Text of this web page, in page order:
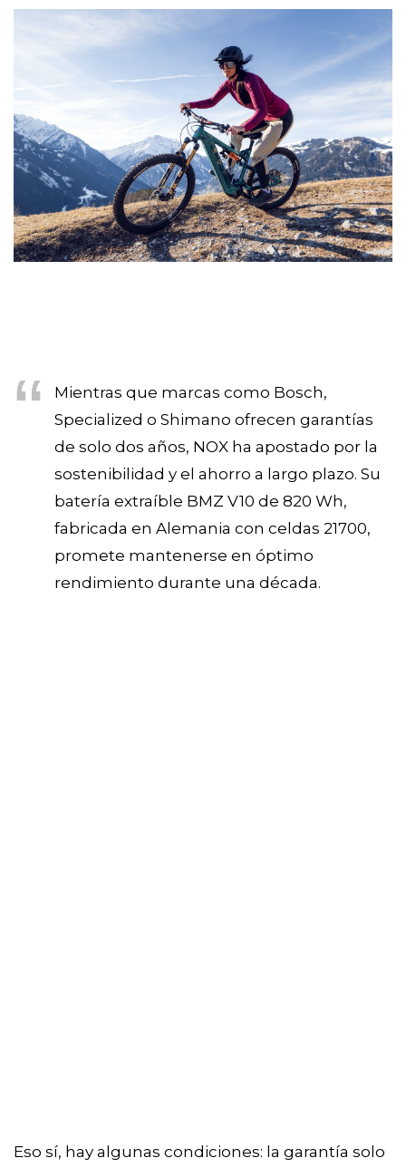
Mientras que marcas como Bosch,
Specialized o Shimano ofrecen garantías
de solo dos años, NOX ha apostado por la
sostenibilidad y el ahorro a largo plazo. Su
batería extraíble BMZ V10 de 820 Wh,
fabricada en Alemania con celdas 21700,
promete mantenerse en óptimo
rendimiento durante una década.
Eso sí, hay algunas condiciones: la garantía solo